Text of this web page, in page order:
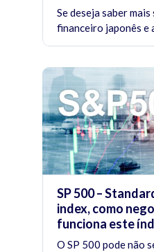
Se deseja saber
financeiro japonês e
SP 500 –
index, como
funciona este
O SP 500 pode não